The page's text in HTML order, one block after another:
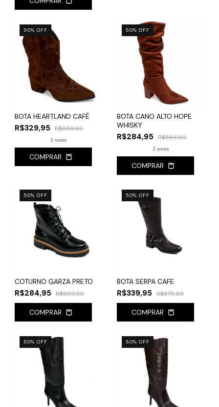
50% OFF
BOTA HEARTLAND CAFÉ
R$329,95 R$659,90
2 cores
COMPRAR
50% OFF
BOTA CANO ALTO HOPE
WHISKY
R$284,95 R$569,90
2 cores
COMPRAR
50% OFF
COTURNO GARZA PRETO
R$284,95 R$569,90
COMPRAR
50% OFF
BOTA SERPA CAFE
R$339,95 R$679,90
COMPRAR
50% OFF 50% OFF